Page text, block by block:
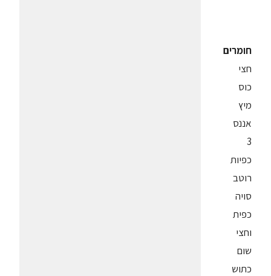
חומרים
חצי
כוס
מיץ
אננס
3
כפיות
רוטב
סויה
כפית
וחצי
שום
כתוש